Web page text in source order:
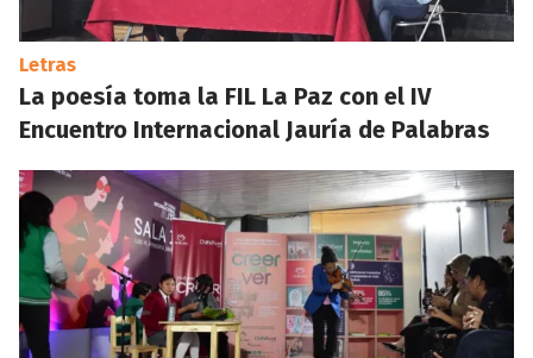
Letras
La poesía toma la FIL La Paz con el IV
Encuentro Internacional Jauría de Palabras